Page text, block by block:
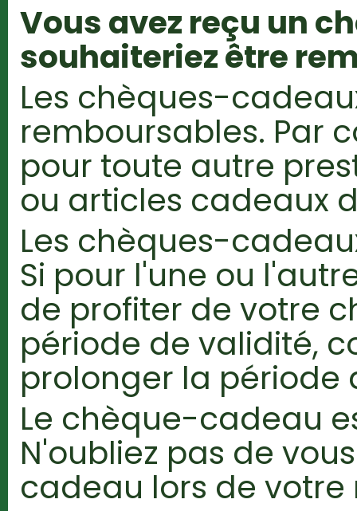
Vous avez reçu un
souhaiteriez être
Les chèques-
remboursables. Par
pour toute autre
ou articles cadeaux
Les chèques-
Si pour l'une ou
de profiter de votre
période de validité,
prolonger la période
Le chèque-cadeau
N'oubliez pas de
cadeau lors de